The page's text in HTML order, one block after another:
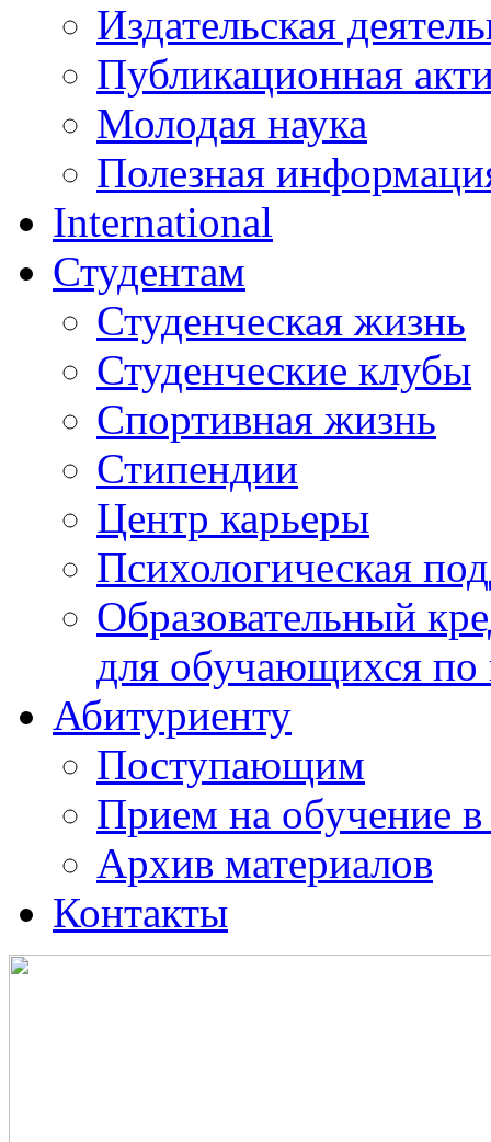
Издательская
Публикационная
Молодая наука
Полезная
International
Студентам
Студенческая жизнь
Студенческие клубы
Спортивная жизнь
Стипендии
Центр карьеры
Психологическая
Образовательный
для обучающихся
Абитуриенту
Поступающим
Прием на обучение в
Архив материалов
Контакты